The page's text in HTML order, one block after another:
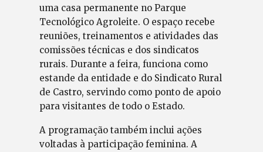
uma casa permanente no Parque
Tecnológico Agroleite. O espaço recebe
reuniões, treinamentos e atividades das
comissões técnicas e dos sindicatos
rurais. Durante a feira, funciona como
estande da entidade e do Sindicato Rural
de Castro, servindo como ponto de apoio
para visitantes de todo o Estado.
A programação também inclui ações
voltadas à participação feminina. A